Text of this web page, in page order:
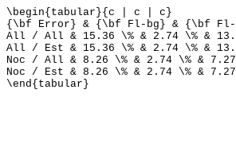
\begin{tabular}{c | c | c}
{\bf Error} & {\bf Fl-bg} & {\bf
All / All & 15.36 \% & 2.74 \% &
All / Est & 15.36 \% & 2.74 \% &
Noc / All & 8.26 \% & 2.74 \% &
Noc / Est & 8.26 \% & 2.74 \% &
\end{tabular}